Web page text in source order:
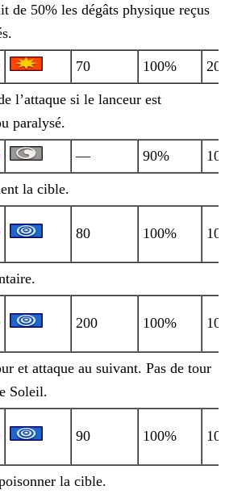
de 50% les dégâts physique reçus
70 100% 20
l’attaque si le lanceur est
paralysé.
— 90% 10
la cible.
80 100% 10
200 100% 10
et attaque au suivant. Pas de tour
Soleil.
90 100% 10
la cible.